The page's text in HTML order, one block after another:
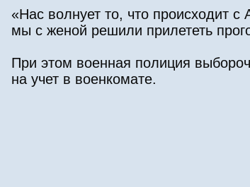
«Нас волнует то, что происходит
мы с женой решили прилететь
При этом военная полиция
на учет в военкомате.